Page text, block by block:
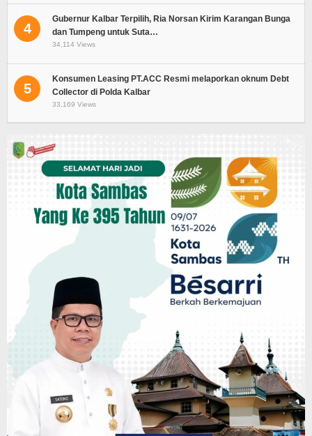
4
Gubernur Kalbar Terpilih, Ria Norsan Kirim Karangan Bunga
dan Tumpeng untuk Suta…
34,114 Views
5
Konsumen Leasing PT.ACC Resmi melaporkan oknum Debt
Collector di Polda Kalbar
33,169 Views